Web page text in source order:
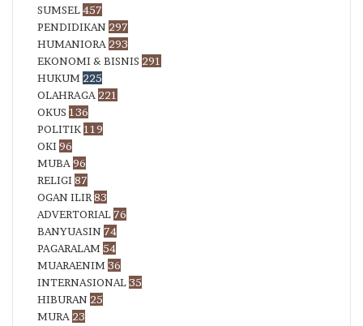
SUMSEL457
PENDIDIKAN 297
HUMANIORA 293
EKONOMI & BISNIS 291
HUKUM 225
OLAHRAGA 221
OKUS 136
POLITIK119
OKI96
MUBA 96
RELIGI87
OGAN ILIR83
ADVERTORIAL 76
BANYUASIN 74
PAGARALAM54
MUARAENIM36
INTERNASIONAL35
HIBURAN 25
MURA 23